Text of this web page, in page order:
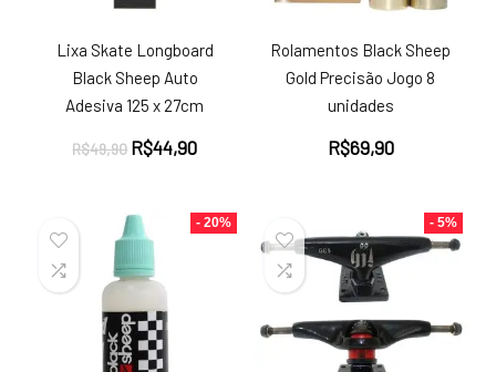
Lixa Skate Longboard
Black Sheep Auto
Adesiva 125 x 27cm
R$49,90 O
era:
R$49,90.
R$44,90O
é:
R$44,90.
Rolamentos Black Sheep
Gold Precisão Jogo 8
unidades
R$69,90
- 20% - 5%